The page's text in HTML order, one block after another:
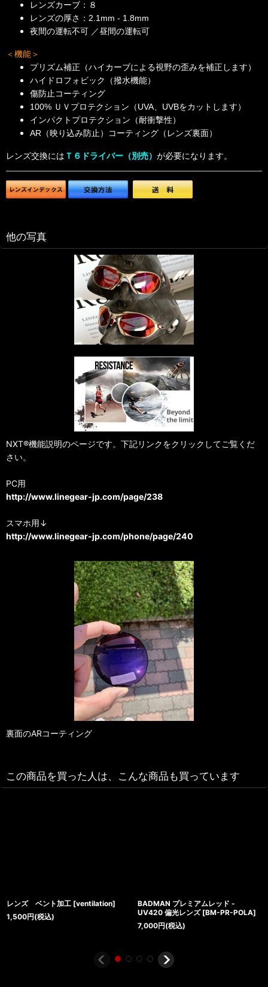
レンズカーブ：８
レンズの厚さ：2.1mm - 1.8mm
夜間の運転不可 ／昼間の運転可
＜機能＞
プリズム補正（ハイカーブによる視野の歪みを補正します）
ハイドロフォビック（撥水機能）
傷防止コーティング
100% ＵＶプロテクション（UVA、UVBをカットします）
インパクトプロテクション（耐衝撃性）
AR（映り込み防止）コーティング（レンズ裏面）
レンズ交換には Ｔ６ドライバー（別売） が必要になります。
他の写真
NXT®機能説明のページです。下記リンクをクリックしてご覧くだ
さい。
PC用
http://www.linegear-jp.com/page/238
スマホ用↓
http://www.linegear-jp.com/phone/page/240
裏面のARコーティング
この商品を買った人は、こんな商品も買っています
レンズ ベント加工 [ventilation]
1,500円(税込)
BADMAN プレミアムレッド -
UV420 偏光レンズ [BM-PR-POLA]
7,000円(税込)